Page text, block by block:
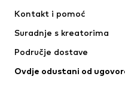
Donje rublje
Kaputi
Kontakt i pomoć
Suradnje s kreatorima
Područje dostave
Ovdje odustani od